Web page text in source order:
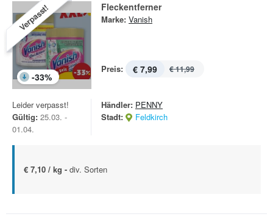
Verpasst!
-33%
Fleckentferner
Marke: Vanish
Preis: € 7,99 € 11,99
Leider verpasst!
Gültig: 25.03. -
01.04.
Händler: PENNY
Stadt:
Feldkirch
€ 7,10 / kg - div. Sorten